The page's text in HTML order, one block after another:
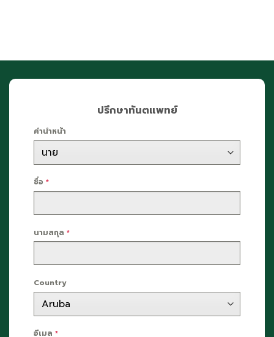
ปรึกษาทันตแพทย์
คำนำหน้า
ชื่อ *
นามสกุล *
Country
อีเมล *